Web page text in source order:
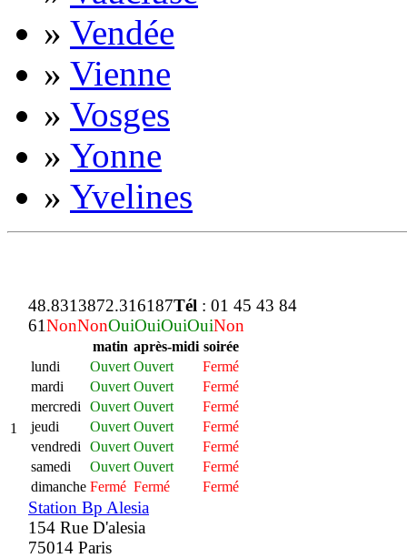
» Vendée
» Vienne
» Vosges
» Yonne
» Yvelines
1
48.8313872.316187Tél : 01 45 43 84
61NonNonOuiOuiOuiOuiNon
matin après-midi soirée
lundi
Ouvert Ouvert
Fermé
mardi
Ouvert Ouvert
Fermé
mercredi
Ouvert Ouvert
Fermé
jeudi
Ouvert Ouvert
Fermé
vendredi
Ouvert Ouvert
Fermé
samedi
Ouvert Ouvert
Fermé
dimanche Fermé Fermé Fermé
Station Bp Alesia
154 Rue D'alesia
75014 Paris